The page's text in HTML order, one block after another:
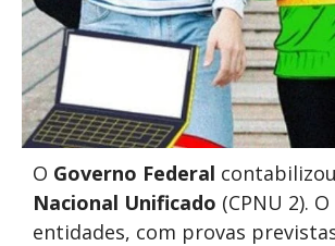
O Governo Federal
Nacional Unificado (CPNU 2).
entidades, com provas